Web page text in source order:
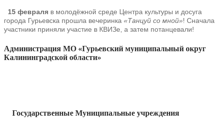
15 февраля в молодёжной среде Центра культуры и досуга
города Гурьевска прошла вечеринка «Танцуй со мной»! Сначала
участники приняли участие в КВИЗе, а затем потанцевали!
Администрация МО «Гурьевский муниципальный округ
Калининградской области»
Государственные Муниципальные учреждения